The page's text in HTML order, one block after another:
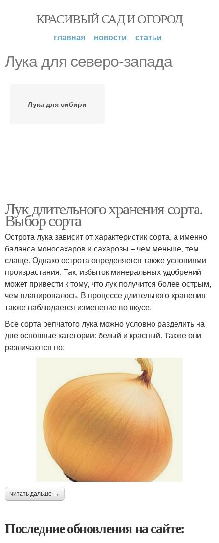
КРАСИВЫЙ САД И ОГОРОД
главная новости статьи
Лука для северо-запада
Лука для сибири
Лук длительного хранения сорта.
Выбор сорта
Острота лука зависит от характеристик сорта, а именно
баланса моносахаров и сахарозы – чем меньше, тем
слаще. Однако острота определяется также условиями
произрастания. Так, избыток минеральных удобрений
может привести к тому, что лук получится более острым,
чем планировалось. В процессе длительного хранения
также наблюдается изменение во вкусе.
Все сорта репчатого лука можно условно разделить на
две основные категории: белый и красный. Также они
различаются по:
читать дальше →
Последние обновления на сайте: